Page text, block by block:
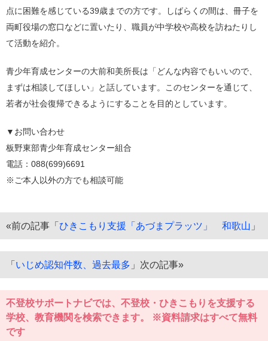
点に困難を感じている39歳までの方です。しばらくの間は、冊子を
両町役場の窓口などに置いたり、職員が中学校や高校を訪ねたりし
て活動を紹介。
青少年育成センターの大前和美所長は「どんな内容でもいいので、
まずは相談してほしい」と話しています。このセンターを通じて、
若者が社会復帰できるようにすることを目的としています。
▼お問い合わせ
板野東部青少年育成センター組合
電話：088(699)6691
※ご本人以外の方でも相談可能
«前の記事「 ひきこもり支援「あづまプラッツ」 和歌山 」
「 いじめ認知件数、過去最多 」次の記事»
不登校サポートナビでは、不登校・ひきこもりを支援する
学校、教育機関を検索できます。 ※資料請求はすべて無料
です